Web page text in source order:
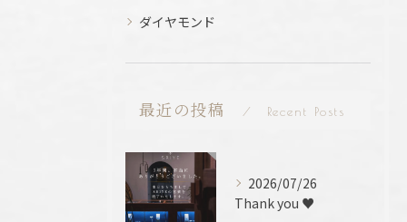
ダイヤモンド
最近の投稿 Recent Posts
2026/07/26
Thank you ♥️